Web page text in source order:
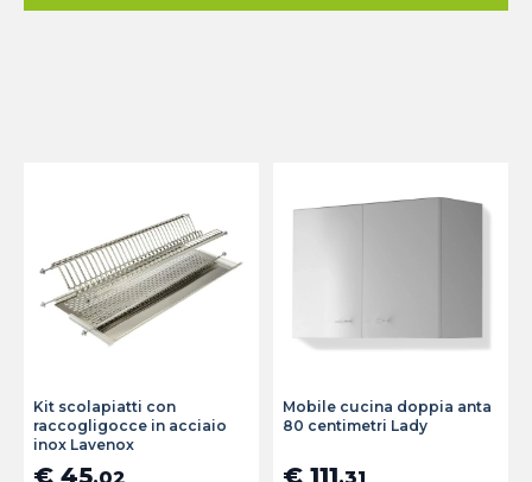
Kit scolapiatti con
raccogligocce in acciaio
inox Lavenox
€ 45
Mobile cucina doppia anta
80 centimetri Lady
€ 111